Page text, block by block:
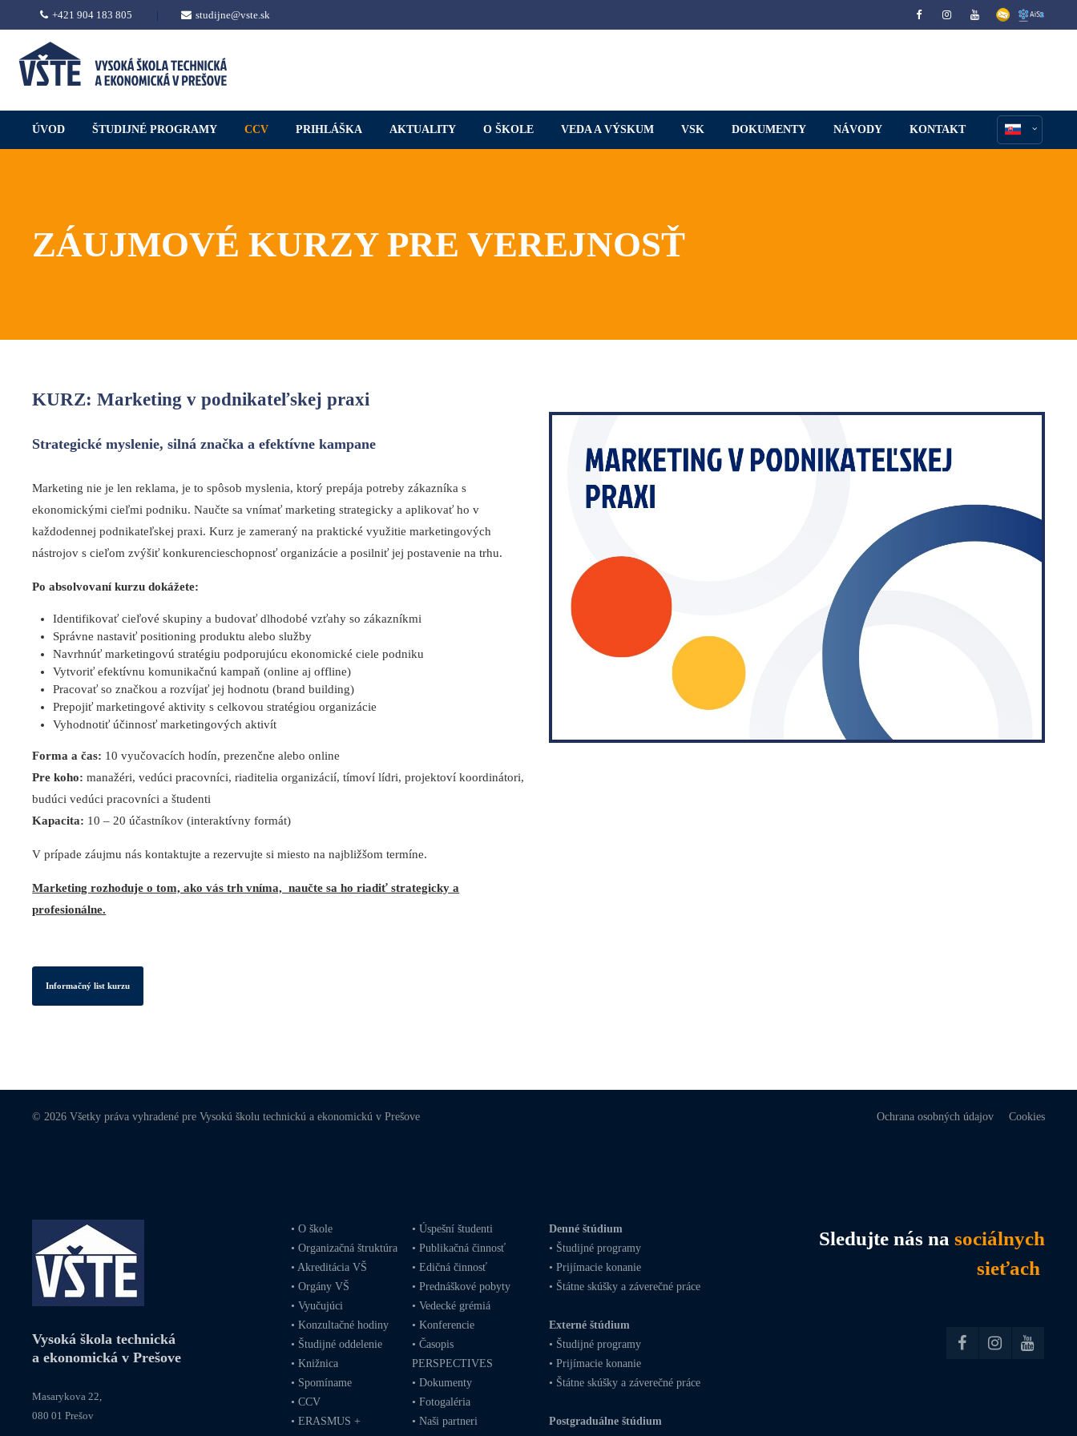
+421 904 183 805 | studijne@vste.sk
ÚVOD ŠTUDIJNÉ PROGRAMY CCV PRIHLÁŠKA AKTUALITY O ŠKOLE VEDA A VÝSKUM VSK DOKUMENTY NÁVODY KONTAKT
ZÁUJMOVÉ KURZY PRE VEREJNOSŤ
KURZ: Marketing v podnikateľskej praxi
Strategické myslenie, silná značka a efektívne kampane
Marketing nie je len reklama, je to spôsob myslenia, ktorý prepája potreby zákazníka s
ekonomickými cieľmi podniku. Naučte sa vnímať marketing strategicky a aplikovať ho v
každodennej podnikateľskej praxi. Kurz je zameraný na praktické využitie marketingových
nástrojov s cieľom zvýšiť konkurencieschopnosť organizácie a posilniť jej postavenie na trhu.
Po absolvovaní kurzu dokážete:
Identifikovať cieľové skupiny a budovať dlhodobé vzťahy so zákazníkmi
Správne nastaviť positioning produktu alebo služby
Navrhnúť marketingovú stratégiu podporujúcu ekonomické ciele podniku
Vytvoriť efektívnu komunikačnú kampaň (online aj offline)
Pracovať so značkou a rozvíjať jej hodnotu (brand building)
Prepojiť marketingové aktivity s celkovou stratégiou organizácie
Vyhodnotiť účinnosť marketingových aktivít
Forma a čas: 10 vyučovacích hodín, prezenčne alebo online
Pre koho: manažéri, vedúci pracovníci, riaditelia organizácií, tímoví lídri, projektoví koordinátori,
budúci vedúci pracovníci a študenti
Kapacita: 10 – 20 účastníkov (interaktívny formát)
V prípade záujmu nás kontaktujte a rezervujte si miesto na najbližšom termíne.
Marketing rozhoduje o tom, ako vás trh vníma, naučte sa ho riadiť strategicky a
profesionálne.
Informačný list kurzu
© 2026 Všetky práva vyhradené pre Vysokú školu technickú a ekonomickú v Prešove Ochrana osobných údajov Cookies
Vysoká škola technická
a ekonomická v Prešove
Masarykova 22,
080 01 Prešov
• O škole
• Organizačná štruktúra
• Akreditácia VŠ
• Orgány VŠ
• Vyučujúci
• Konzultačné hodiny
• Študijné oddelenie
• Knižnica
• Spomíname
• CCV
• ERASMUS +
• Úspešní študenti
• Publikačná činnosť
• Edičná činnosť
• Prednáškové pobyty
• Vedecké grémiá
• Konferencie
• Časopis
PERSPECTIVES
• Dokumenty
• Fotogaléria
• Naši partneri
Denné štúdium
• Študijné programy
• Prijímacie konanie
• Štátne skúšky a záverečné práce
Externé štúdium
• Študijné programy
• Prijímacie konanie
• Štátne skúšky a záverečné práce
Postgraduálne štúdium
Sledujte nás na sociálnych
sieťach